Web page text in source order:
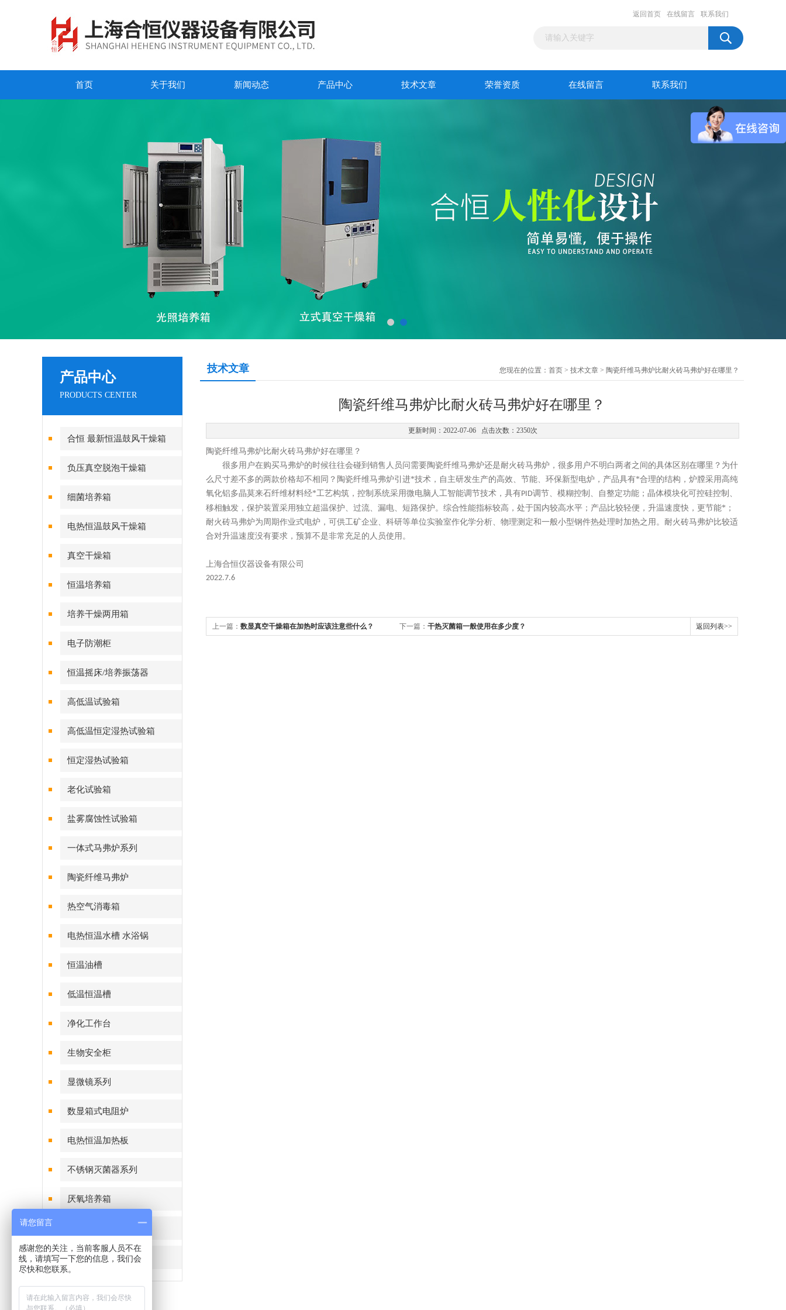
返回首页 在线留言 联系我们
首页 关于我们 新闻动态 产品中心 技术文章 荣誉资质 在线留言 联系我们
产品中心
PRODUCTS CENTER
合恒 最新恒温鼓风干燥箱
负压真空脱泡干燥箱
细菌培养箱
电热恒温鼓风干燥箱
真空干燥箱
恒温培养箱
培养干燥两用箱
电子防潮柜
恒温摇床/培养振荡器
高低温试验箱
高低温恒定湿热试验箱
恒定湿热试验箱
老化试验箱
盐雾腐蚀性试验箱
一体式马弗炉系列
陶瓷纤维马弗炉
热空气消毒箱
电热恒温水槽 水浴锅
恒温油槽
低温恒温槽
净化工作台
生物安全柜
显微镜系列
数显箱式电阻炉
电热恒温加热板
不锈钢灭菌器系列
厌氧培养箱
细菌恒温培养箱
技术文章 您现在的位置： 首页 > 技术文章 > 陶瓷纤维马弗炉比耐火砖马弗炉好在哪里？
陶瓷纤维马弗炉比耐火砖马弗炉好在哪里？
更新时间：2022-07-06 点击次数：2350次
陶瓷纤维马弗炉比耐火砖马弗炉好在哪里？
很多用户在购买马弗炉的时候往往会碰到销售人员问需要陶瓷纤维马弗炉还是耐火砖马弗炉，很多用户不明白两者之间的具体区别在哪里？为什
么尺寸差不多的两款价格却不相同？陶瓷纤维马弗炉引进*技术，自主研发生产的高效、节能、环保新型电炉，产品具有*合理的结构，炉膛采用高纯
氧化铝多晶莫来石纤维材料经*工艺构筑，控制系统采用微电脑人工智能调节技术，具有PID调节、模糊控制、自整定功能；晶体模块化可控硅控制、
移相触发，保护装置采用独立超温保护、过流、漏电、短路保护。综合性能指标较高，处于国内较高水平；产品比较轻便，升温速度快，更节能*；
耐火砖马弗炉为周期作业式电炉，可供工矿企业、科研等单位实验室作化学分析、物理测定和一般小型钢件热处理时加热之用。耐火砖马弗炉比较适
合对升温速度没有要求，预算不是非常充足的人员使用。
上海合恒仪器设备有限公司
2022.7.6
上一篇： 数显真空干燥箱在加热时应该注意些什么？ 下一篇： 干热灭菌箱一般使用在多少度？ 返回列表>>
请您留言
感谢您的关注，当前客服人员不在
线，请填写一下您的信息，我们会
尽快和您联系。